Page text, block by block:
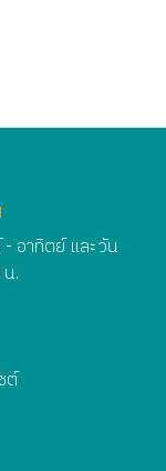
- อาทิตย์ และวัน
.
ต์